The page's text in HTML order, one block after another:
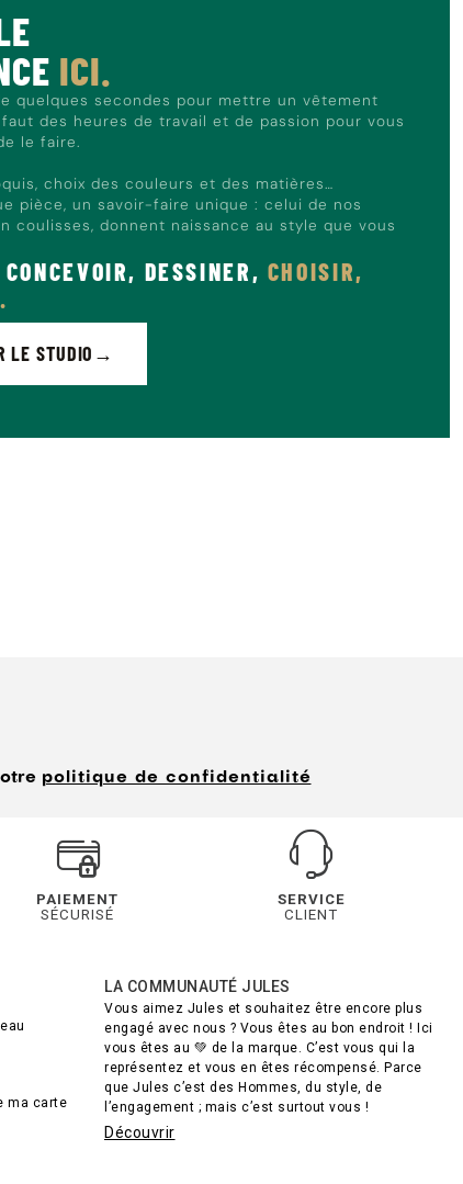
ICI.
quelques secondes pour mettre un vêtement
faut des heures de travail et de passion pour vous
le faire.
choix des couleurs et des matières…
pièce, un savoir-faire unique : celui de nos
coulisses, donnent naissance au style que vous
DESSINER, CHOISIR,
LE STUDIO
politique de confidentialité
PAIEMENT
SÉCURISÉ
SERVICE
CLIENT
ma carte
LA COMMUNAUTÉ JULES
Vous aimez Jules et souhaitez être encore plus
engagé avec nous ? Vous êtes au bon endroit ! Ici
vous êtes au 💚 de la marque. C’est vous qui la
représentez et vous en êtes récompensé. Parce
que Jules c’est des Hommes, du style, de
l’engagement ; mais c’est surtout vous !
Découvrir